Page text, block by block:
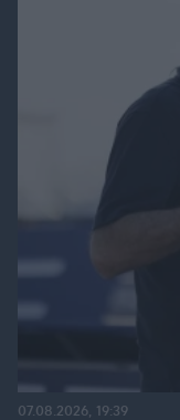
07.08.2026, 19:39